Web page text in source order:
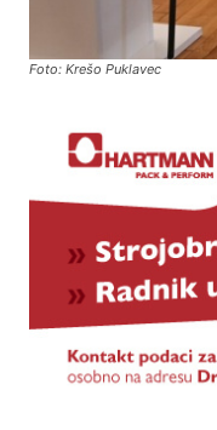
Foto: Krešo Puklavec